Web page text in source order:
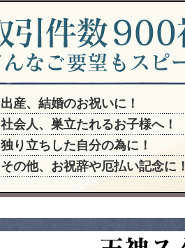
出産、結婚のお祝いに！
社会人、巣立たれるお子様へ！
独り立ちした自分の為に！
その他、お祝辞や厄払い記念に！